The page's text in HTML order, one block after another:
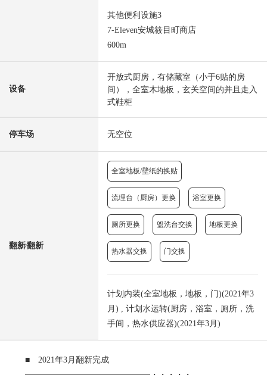
其他便利设施3
7-Eleven安城筱目町商店
600m
设备
开放式厨房，有储藏室（小于6贴的房
间），全室木地板，玄关空间的并且走入
式鞋柜
停车场 无空位
翻新⁄翻新
全室地板/壁纸的换贴
流理台（厨房）更换 浴室更换
厕所更换 盥洗台交换 地板更换
热水器交换 门交换
计划内装(全室地板，地板，门)(2021年3
月) , 计划水运转(厨房，浴室，厕所，洗
手间，热水供应器)(2021年3月)
■ 2021年3月翻新完成
━━━━━━━━━━━━━━━・・・・・